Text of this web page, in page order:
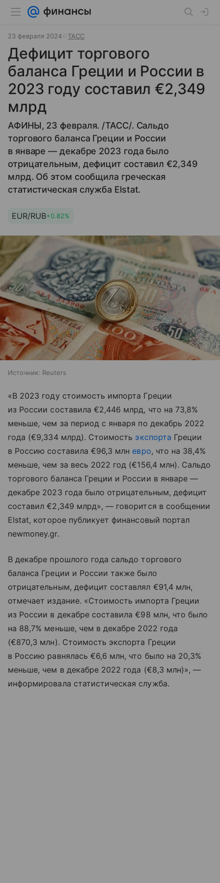
23 февраля 2024 ТАСС
Дефицит торгового
баланса Греции и России в
2023 году составил €2,349
млрд
АФИНЫ, 23 февраля. /ТАСС/. Сальдо
торгового баланса Греции и России
в январе — декабре 2023 года было
отрицательным, дефицит составил €2,349
млрд. Об этом сообщила греческая
статистическая служба Elstat.
EUR/RUB+0.82%
Источник: Reuters
«В 2023 году стоимость импорта Греции
из России составила €2,446 млрд, что на 73,8%
меньше, чем за период с января по декабрь 2022
года (€9,334 млрд). Стоимость экспорта Греции
в Россию составила €96,3 млн евро, что на 38,4%
меньше, чем за весь 2022 год (€156,4 млн). Сальдо
торгового баланса Греции и России в январе —
декабре 2023 года было отрицательным, дефицит
составил €2,349 млрд», — говорится в сообщении
Elstat, которое публикует финансовый портал
newmoney.gr.
В декабре прошлого года сальдо торгового
баланса Греции и России также было
отрицательным, дефицит составлял €91,4 млн,
отмечает издание. «Стоимость импорта Греции
из России в декабре составила €98 млн, что было
на 88,7% меньше, чем в декабре 2022 года
(€870,3 млн). Стоимость экспорта Греции
в Россию равнялась €6,6 млн, что было на 20,3%
меньше, чем в декабре 2022 года (€8,3 млн)», —
информировала статистическая служба.